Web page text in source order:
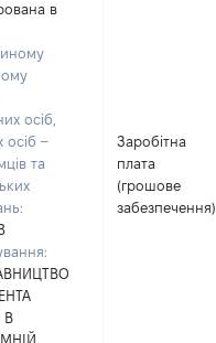
в
осіб,
осіб –
та
В
Заробітна
плата
(грошове
забезпечення)